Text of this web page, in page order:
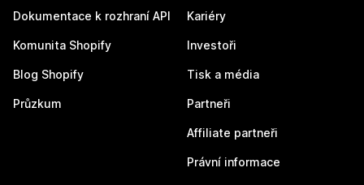
Dokumentace k rozhraní API
Komunita Shopify
Blog Shopify
Průzkum
Kariéry
Investoři
Tisk a média
Partneři
Affiliate partneři
Právní informace